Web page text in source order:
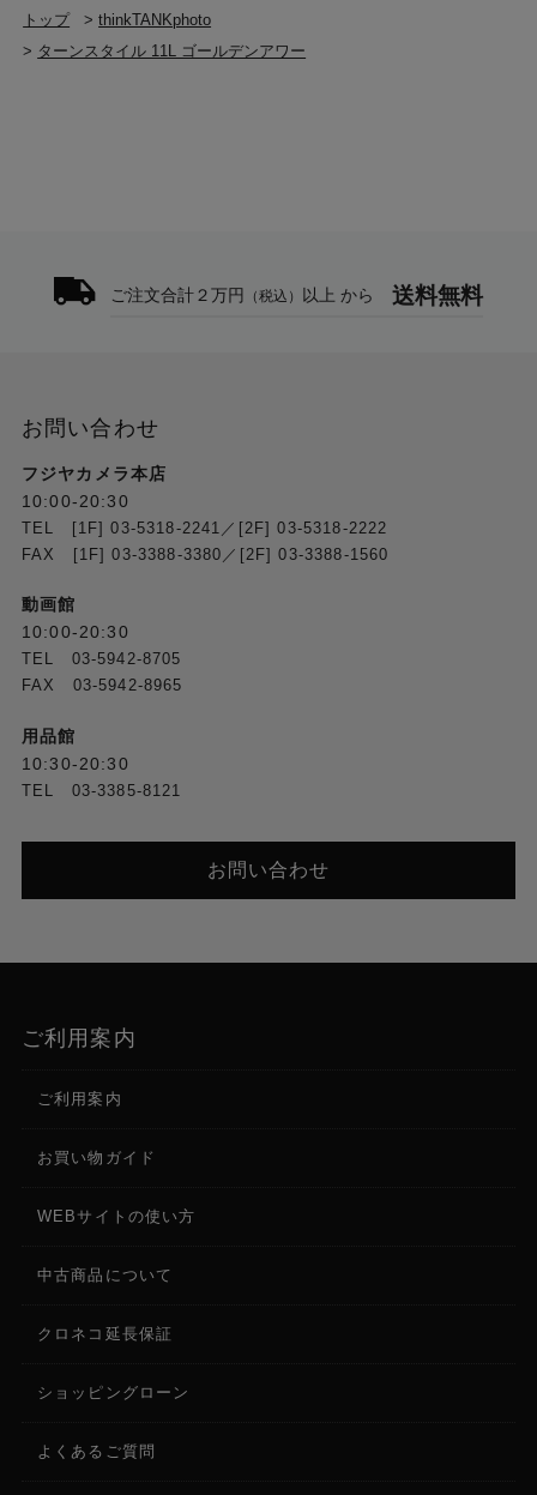
トップ
>thinkTANKphoto
> ターンスタイル 11L ゴールデンアワー
ご注文合計２万円 （税込） 以上 から 送料無料
お問い合わせ
フジヤカメラ本店
10:00-20:30
TEL [1F] 03-5318-2241／[2F] 03-5318-2222
FAX [1F] 03-3388-3380／[2F] 03-3388-1560
動画館
10:00-20:30
TEL 03-5942-8705
FAX 03-5942-8965
用品館
10:30-20:30
TEL 03-3385-8121
お問い合わせ
ご利用案内
ご利用案内
お買い物ガイド
WEBサイトの使い方
中古商品について
クロネコ延長保証
ショッピングローン
よくあるご質問